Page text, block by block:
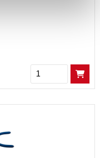
Menge